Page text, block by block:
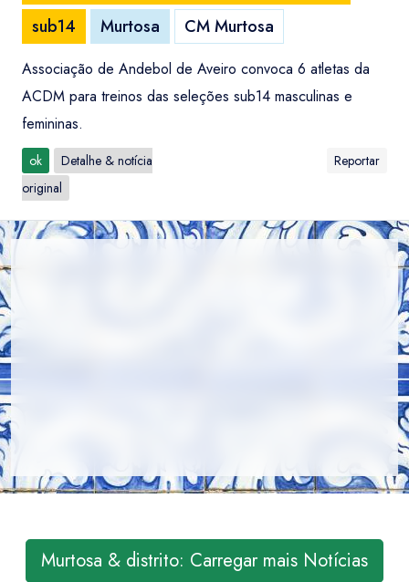
sub14
Murtosa CM Murtosa
Associação de Andebol de Aveiro convoca 6 atletas da
ACDM para treinos das seleções sub14 masculinas e
femininas.
ok
Detalhe & notícia
original
Reportar
Murtosa & distrito: Carregar mais Notícias